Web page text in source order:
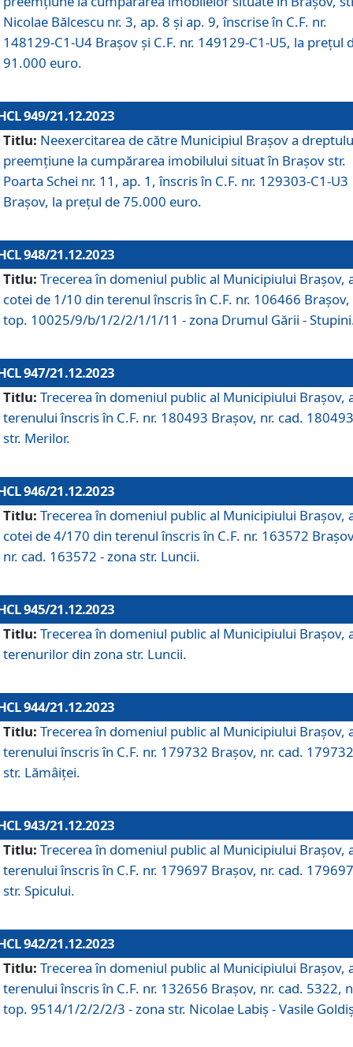
Nicolae Bălcescu nr. 3, ap. 8 și ap. 9, înscrise în C.F. nr.
148129-C1-U4 Brașov și C.F. nr. 149129-C1-U5, la prețul
91.000 euro.
949/21.12.2023
Titlu: Neexercitarea de către Municipiul Brașov a
preemțiune la cumpărarea imobilului situat în Brașov str.
Poarta Schei nr. 11, ap. 1, înscris în C.F. nr. 129303-C1-U3
Brașov, la prețul de 75.000 euro.
948/21.12.2023
Titlu: Trecerea în domeniul public al Municipiului Braşov,
cotei de 1/10 din terenul înscris în C.F. nr. 106466 Brașov,
top. 10025/9/b/1/2/2/1/1/11 - zona Drumul Gării -
947/21.12.2023
Titlu: Trecerea în domeniul public al Municipiului Braşov,
terenului înscris în C.F. nr. 180493 Brașov, nr. cad.
str. Merilor.
946/21.12.2023
Titlu: Trecerea în domeniul public al Municipiului Braşov,
cotei de 4/170 din terenul înscris în C.F. nr. 163572
nr. cad. 163572 - zona str. Luncii.
945/21.12.2023
Titlu: Trecerea în domeniul public al Municipiului Braşov,
terenurilor din zona str. Luncii.
944/21.12.2023
Titlu: Trecerea în domeniul public al Municipiului Braşov,
terenului înscris în C.F. nr. 179732 Brașov, nr. cad.
str. Lămâiței.
943/21.12.2023
Titlu: Trecerea în domeniul public al Municipiului Braşov,
terenului înscris în C.F. nr. 179697 Brașov, nr. cad.
str. Spicului.
942/21.12.2023
Titlu: Trecerea în domeniul public al Municipiului Braşov,
terenului înscris în C.F. nr. 132656 Brașov, nr. cad. 5322,
top. 9514/1/2/2/2/3 - zona str. Nicolae Labiș - Vasile